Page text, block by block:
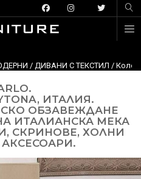
/ ДИВАНИ С ТЕКСТИЛ /
ИТАЛИЯ.
ОБЗАВЕЖДАНЕ
ИТАЛИАНСКА МЕКА
СКРИНОВЕ, ХОЛНИ